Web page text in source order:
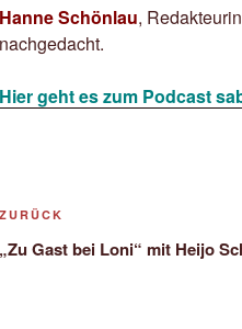
Hanne Schönlau,
nachgedacht.
Hier geht es zum Podcast
Beitragsnavigation
Vorheriger
Beitrag
ZURÜCK
„Zu Gast bei Loni“ mit Heijo